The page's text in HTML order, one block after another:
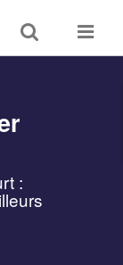
Toggle
search
Toggle
: